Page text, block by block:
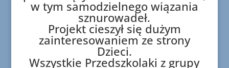
w tym samodzielnego wiązania
sznurowadeł.
Projekt cieszył się dużym
zainteresowaniem ze strony
Dzieci.
Wszystkie Przedszkolaki z grupy